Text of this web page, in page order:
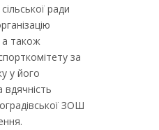
ради
а також
за
у його
ЗОШ